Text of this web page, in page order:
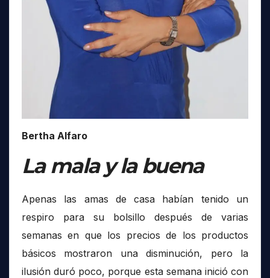
Bertha Alfaro
La mala y la buena
Apenas las amas de casa habían tenido un
respiro para su bolsillo después de varias
semanas en que los precios de los productos
básicos mostraron una disminución, pero la
ilusión duró poco, porque esta semana inició con